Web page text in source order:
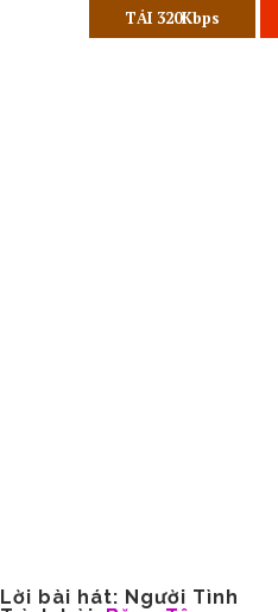
TẢI 320Kbps
Lời bài hát: Người Tình